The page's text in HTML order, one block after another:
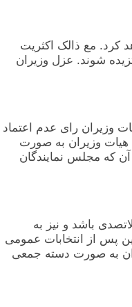
کرد. مع ذالک‏ اکثریت‏
شوند. عزل‏ وزیران‏
وزیران‏ رای‏ عدم‏ اعتماد
هیات‏ وزیران‏ به‏ صورت‏
که‏ مجلس‏ نمایندگان‏
باشد و نیز به‏
پس‏ از انتخابات‏ عمومی‏
به‏ صورت‏ دسته‏ جمعی‏